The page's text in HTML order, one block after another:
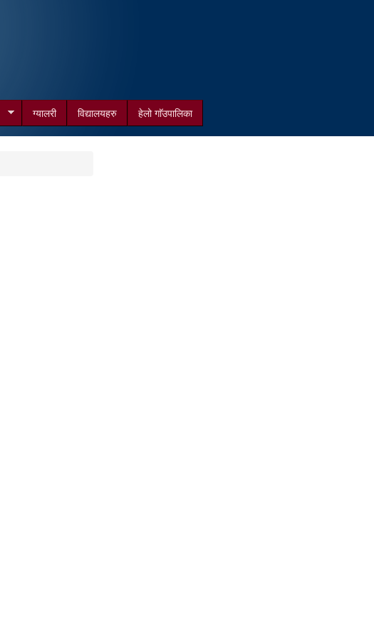
ग्यालरी विद्यालयहरु हेलो गाॅउपालिका